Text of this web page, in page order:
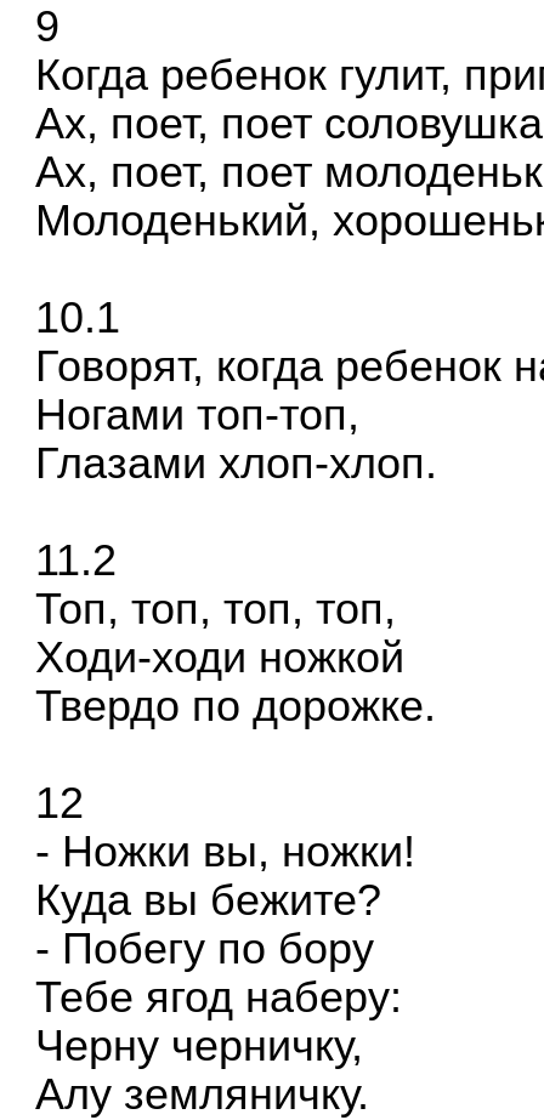
9
Когда ребенок гулит,
Ах, поет, поет
Ах, поет, поет
Молоденький,
10.1
Говорят, когда ребенок
Ногами топ-топ,
Глазами хлоп-хлоп.
11.2
Топ, топ, топ, топ,
Ходи-ходи ножкой
Твердо по дорожке.
12
- Ножки вы, ножки!
Куда вы бежите?
- Побегу по бору
Тебе ягод наберу:
Черну черничку,
Алу земляничку.